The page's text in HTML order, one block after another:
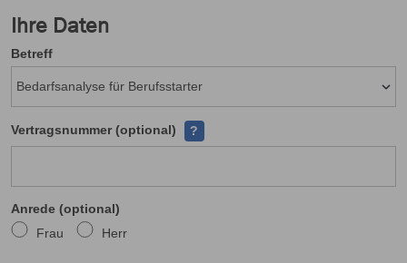
Ihre Daten
Betreff
Vertragsnummer (optional) Ihre Versicherungsscheinnumer
?
Anrede (optional)
Frau
Herr